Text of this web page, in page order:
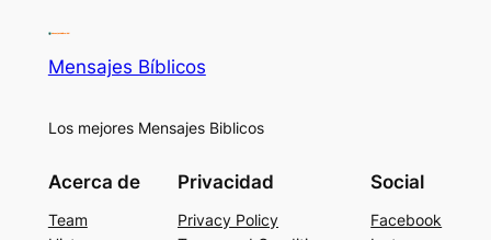
Mensajes Bíblicos
Los mejores Mensajes Biblicos
Acerca de
Team
Privacidad
Privacy Policy
Social
Facebook